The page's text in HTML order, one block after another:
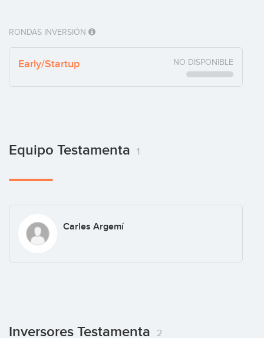
RONDAS INVERSIÓN
Early/Startup NO DISPONIBLE
Equipo Testamenta 1
Carles Argemí
Inversores Testamenta 2